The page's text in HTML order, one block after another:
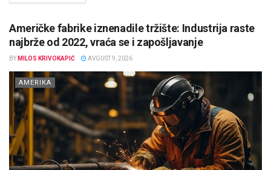
Američke fabrike iznenadile tržište: Industrija raste
najbrže od 2022, vraća se i zapošljavanje
BY MILOS KRIVOKAPIĆ AVGUST 9, 2026
AMERIKA